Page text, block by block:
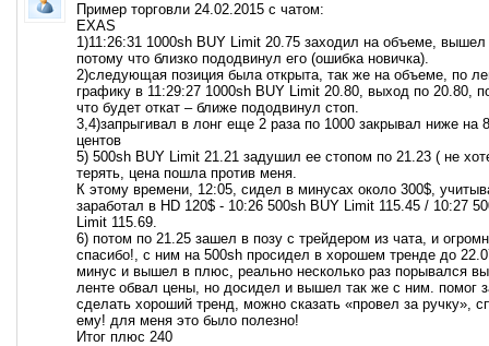
Пример торговли 24.02.2015 с чатом:
EXAS
1)11:26:31 1000sh BUY Limit 20.75 заходил на объеме,
потому что близко пододвинул его (ошибка новичка).
2)следующая позиция была открыта, так же на объеме, по
графику в 11:29:27 1000sh BUY Limit 20.80, выход по 20.80,
что будет откат – ближе пододвинул стоп.
3,4)запрыгивал в лонг еще 2 раза по 1000 закрывал ниже на
центов
5) 500sh BUY Limit 21.21 задушил ее стопом по 21.23 ( не
терять, цена пошла против меня.
К этому времени, 12:05, сидел в минусах около 300$,
заработал в HD 120$ - 10:26 500sh BUY Limit 115.45 / 10:27
Limit 115.69.
6) потом по 21.25 зашел в позу с трейдером из чата, и
спасибо!, с ним на 500sh просидел в хорошем тренде до
минус и вышел в плюс, реально несколько раз порывался
ленте обвал цены, но досидел и вышел так же с ним. помог
сделать хороший тренд, можно сказать «провел за ручку»,
ему! для меня это было полезно!
Итог плюс 240